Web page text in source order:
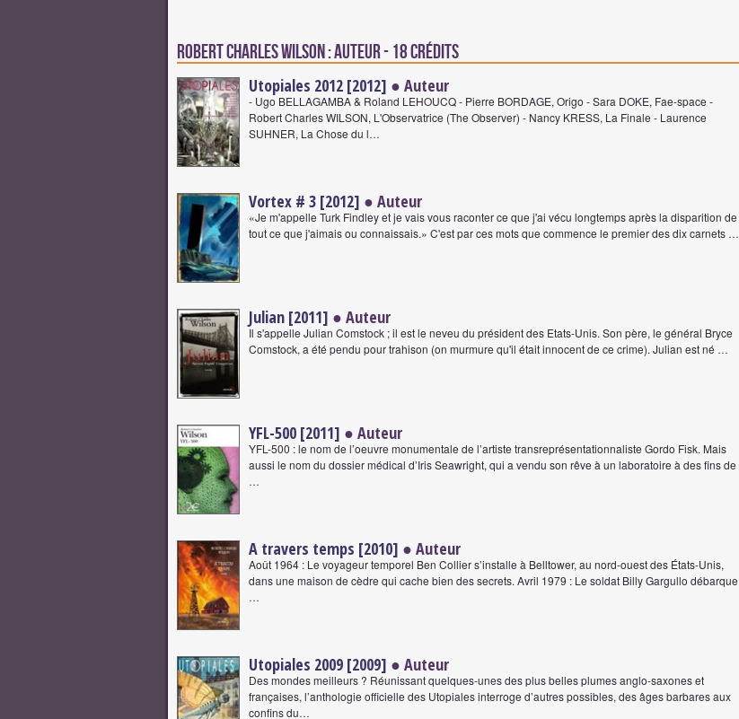
Robert Charles Wilson : Auteur - 18 crédits
Utopiales 2012 [2012] ● Auteur
- Ugo BELLAGAMBA & Roland LEHOUCQ - Pierre BORDAGE, Origo - Sara DOKE, Fae-space -
Robert Charles WILSON, L'Observatrice (The Observer) - Nancy KRESS, La Finale - Laurence
SUHNER, La Chose du l…
Vortex # 3 [2012] ● Auteur
«Je m'appelle Turk Findley et je vais vous raconter ce que j'ai vécu longtemps après la disparition de
tout ce que j'aimais ou connaissais.» C'est par ces mots que commence le premier des dix carnets …
Julian [2011] ● Auteur
Il s'appelle Julian Comstock ; il est le neveu du président des Etats-Unis. Son père, le général Bryce
Comstock, a été pendu pour trahison (on murmure qu'il était innocent de ce crime). Julian est né …
YFL-500 [2011] ● Auteur
YFL-500 : le nom de l’oeuvre monumentale de l’artiste transreprésentationnaliste Gordo Fisk. Mais
aussi le nom du dossier médical d’Iris Seawright, qui a vendu son rêve à un laboratoire à des fins de
…
A travers temps [2010] ● Auteur
Août 1964 : Le voyageur temporel Ben Collier s’installe à Belltower, au nord-ouest des États-Unis,
dans une maison de cèdre qui cache bien des secrets. Avril 1979 : Le soldat Billy Gargullo débarque
…
Utopiales 2009 [2009] ● Auteur
Des mondes meilleurs ? Réunissant quelques-unes des plus belles plumes anglo-saxones et
françaises, l’anthologie officielle des Utopiales interroge d’autres possibles, des âges barbares aux
confins du…